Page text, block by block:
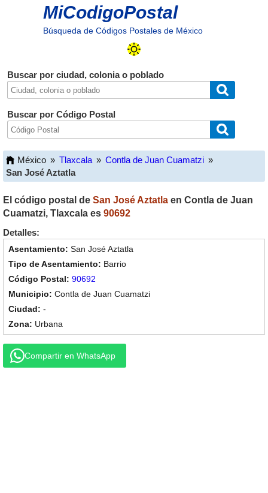
MiCodigoPostal
Búsqueda de Códigos Postales de México
Buscar por ciudad, colonia o poblado
Buscar por Código Postal
México » Tlaxcala » Contla de Juan Cuamatzi »
San José Aztatla
El código postal de San José Aztatla en Contla de Juan
Cuamatzi, Tlaxcala es 90692
Detalles:
San José Aztatla
Barrio
90692
Contla de Juan Cuamatzi
-
Urbana
Compartir en WhatsApp